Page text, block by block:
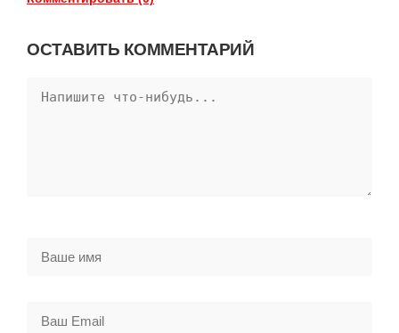
ОСТАВИТЬ КОММЕНТАРИЙ